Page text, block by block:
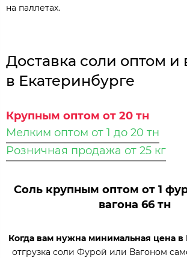
на паллетах.
Доставка соли оптом и
в Екатеринбурге
Крупным оптом от 20 тн
Мелким оптом от 1 до 20 тн
Розничная продажа от 25 кг
Соль крупным оптом от 1
вагона 66 тн
Когда вам нужна минимальная цена в
отгрузка соли Фурой или Вагоном